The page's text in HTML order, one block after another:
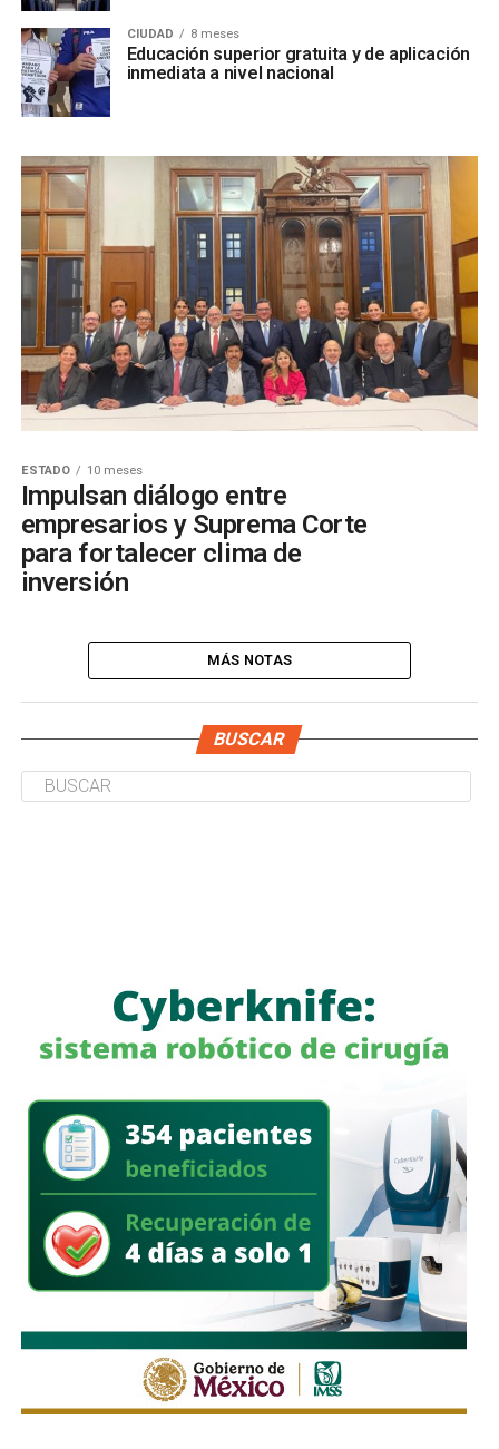
CIUDAD 8 meses
Educación superior gratuita y de aplicación
inmediata a nivel nacional
ESTADO 10 meses
Impulsan diálogo entre
empresarios y Suprema Corte
para fortalecer clima de
inversión
MÁS NOTAS
BUSCAR